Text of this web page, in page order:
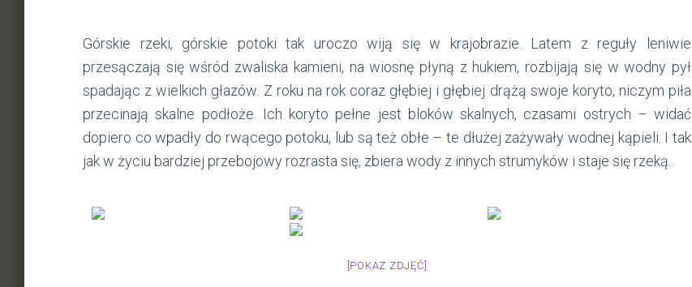
Górskie rzeki, górskie potoki tak uroczo wiją się w krajobrazie. Latem z reguły leniwie
przesączają się wśród zwaliska kamieni, na wiosnę płyną z hukiem, rozbijają się w wodny pył
spadając z wielkich głazów. Z roku na rok coraz głębiej i głębiej drążą swoje koryto, niczym piła
przecinają skalne podłoże. Ich koryto pełne jest bloków skalnych, czasami ostrych – widać
dopiero co wpadły do rwącego potoku, lub są też obłe – te dłużej zażywały wodnej kąpieli. I tak
jak w życiu bardziej przebojowy rozrasta się, zbiera wody z innych strumyków i staje się rzeką.
[POKAZ ZDJĘĆ]